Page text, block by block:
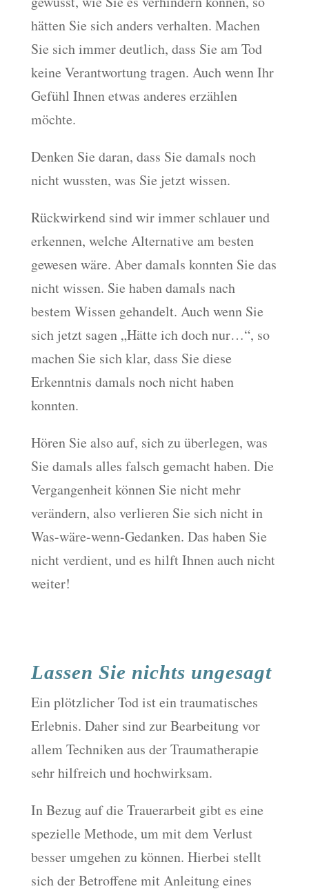
hätten Sie sich anders verhalten. Machen
Sie sich immer deutlich, dass Sie am Tod
keine Verantwortung tragen. Auch wenn Ihr
Gefühl Ihnen etwas anderes erzählen
möchte.
Denken Sie daran, dass Sie damals noch
nicht wussten, was Sie jetzt wissen.
Rückwirkend sind wir immer schlauer und
erkennen, welche Alternative am besten
gewesen wäre. Aber damals konnten Sie das
nicht wissen. Sie haben damals nach
bestem Wissen gehandelt. Auch wenn Sie
sich jetzt sagen „Hätte ich doch nur…“, so
machen Sie sich klar, dass Sie diese
Erkenntnis damals noch nicht haben
konnten.
Hören Sie also auf, sich zu überlegen, was
Sie damals alles falsch gemacht haben. Die
Vergangenheit können Sie nicht mehr
verändern, also verlieren Sie sich nicht in
Was-wäre-wenn-Gedanken. Das haben Sie
nicht verdient, und es hilft Ihnen auch nicht
weiter!
Lassen Sie nichts ungesagt
Ein plötzlicher Tod ist ein traumatisches
Erlebnis. Daher sind zur Bearbeitung vor
allem Techniken aus der Traumatherapie
sehr hilfreich und hochwirksam.
In Bezug auf die Trauerarbeit gibt es eine
spezielle Methode, um mit dem Verlust
besser umgehen zu können. Hierbei stellt
sich der Betroffene mit Anleitung eines